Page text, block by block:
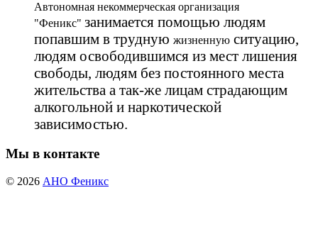
Автономная некоммерческая организация
"Феникс" занимается помощью людям
попавшим в трудную жизненную ситуацию,
людям освободившимся из мест лишения
свободы, людям без постоянного места
жительства а так-же лицам страдающим
алкогольной и наркотической
зависимостью.
Мы в контакте
© 2026 АНО Феникс